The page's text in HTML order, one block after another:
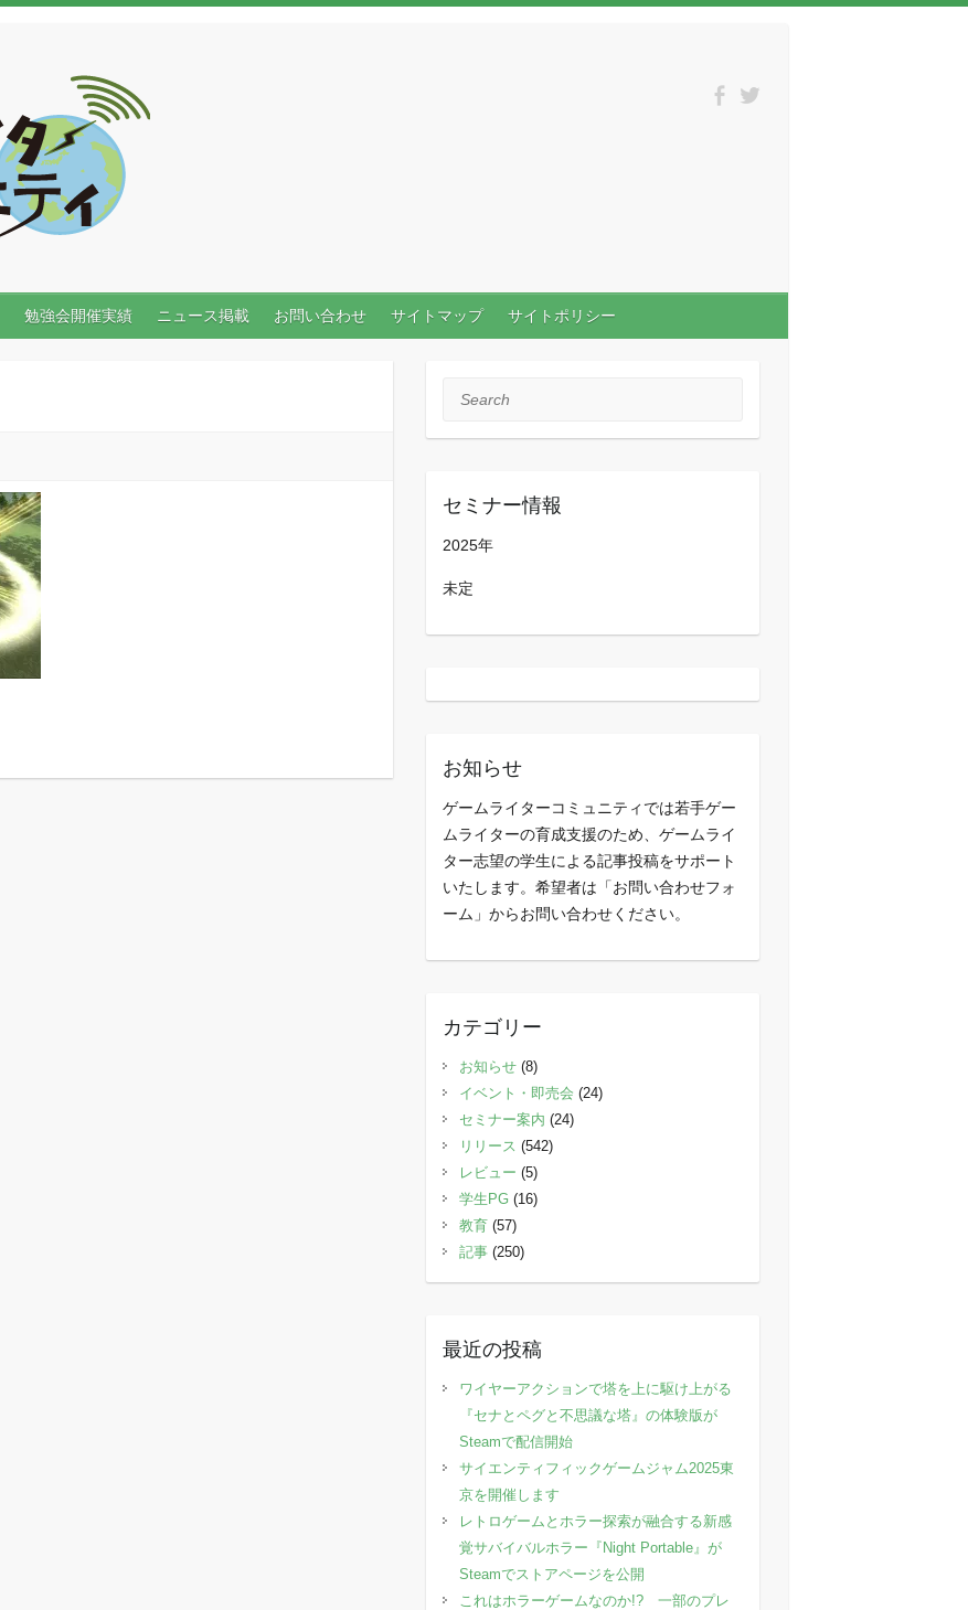
勉強会開催実績 ニュース掲載 お問い合わせ サイトマップ サイトポリシー
Search
セミナー情報
2025年
未定
お知らせ
ゲームライターコミュニティでは若手ゲー
ムライターの育成支援のため、ゲームライ
ター志望の学生による記事投稿をサポート
いたします。希望者は「お問い合わせフォ
ーム」からお問い合わせください。
カテゴリー
お知らせ(8)
イベント・即売会 (24)
セミナー案内 (24)
リリース (542)
レビュー (5)
学生PG(16)
教育(57)
記事(250)
最近の投稿
ワイヤーアクションで塔を上に駆け上がる
『セナとペグと不思議な塔』の体験版が
Steamで配信開始
サイエンティフィックゲームジャム2025東
京を開催します
レトロゲームとホラー探索が融合する新感
覚サバイバルホラー『Night Portable』が
Steamでストアページを公開
これはホラーゲームなのか!? 一部のプレ